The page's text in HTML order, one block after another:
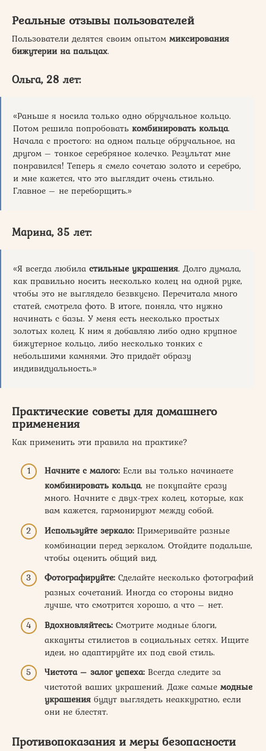
Реальные отзывы пользователей
Пользователи делятся своим опытом миксирования
бижутерии на пальцах.
Ольга, 28 лет:
«Раньше я носила только одно обручальное кольцо.
Потом решила попробовать комбинировать кольца.
Начала с простого: на одном пальце обручальное, на
другом – тонкое серебряное колечко. Результат мне
понравился! Теперь я смело сочетаю золото и серебро,
и мне кажется, что это выглядит очень стильно.
Главное – не переборщить.»
Марина, 35 лет:
«Я всегда любила стильные украшения. Долго думала,
как правильно носить несколько колец на одной руке,
чтобы это не выглядело безвкусно. Перечитала много
статей, смотрела фото. В итоге, поняла, что нужно
начинать с базы. У меня есть несколько простых
золотых колец. К ним я добавляю либо одно крупное
бижутерное кольцо, либо несколько тонких с
небольшими камнями. Это придаёт образу
индивидуальность.»
Практические советы для домашнего
применения
Как применить эти правила на практике?
Начните с малого: Если вы только начинаете
комбинировать кольца, не покупайте сразу
много. Начните с двух-трех колец, которые, как
вам кажется, гармонируют между собой.
Используйте зеркало: Примеривайте разные
комбинации перед зеркалом. Отойдите подальше,
чтобы оценить общий вид.
Фотографируйте: Сделайте несколько фотографий
разных сочетаний. Иногда со стороны видно
лучше, что смотрится хорошо, а что – нет.
Вдохновляйтесь: Смотрите модные блоги,
аккаунты стилистов в социальных сетях. Ищите
идеи, но адаптируйте их под свой стиль.
Чистота – залог успеха: Всегда следите за
чистотой ваших украшений. Даже самые модные
украшения будут выглядеть неаккуратно, если
они не блестят.
Противопоказания и меры безопасности